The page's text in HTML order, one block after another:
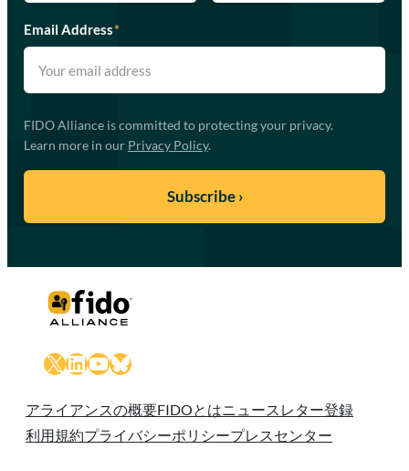
Email Address*
FIDO Alliance is committed to protecting your privacy.
Learn more in our Privacy Policy.
X LinkedIn
YouTube
Bluesky
アライアンスの概要FIDOとは ニュースレター登録
利用規約プライバシーポリシープレスセンター